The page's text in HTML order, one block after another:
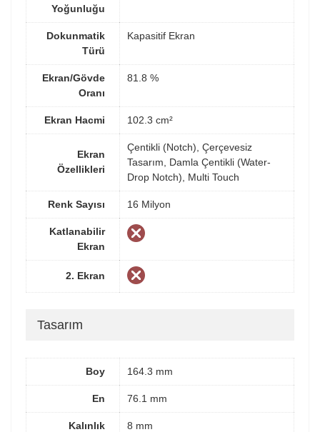
Yoğunluğu
Dokunmatik
Türü
Kapasitif Ekran
Ekran/Gövde
Oranı
81.8 %
Ekran Hacmi 102.3 cm²
Ekran
Özellikleri
Çentikli (Notch), Çerçevesiz
Tasarım, Damla Çentikli (Water-
Drop Notch), Multi Touch
Renk Sayısı 16 Milyon
Katlanabilir
Ekran
2. Ekran
Tasarım
Boy 164.3 mm
En 76.1 mm
Kalınlık 8 mm